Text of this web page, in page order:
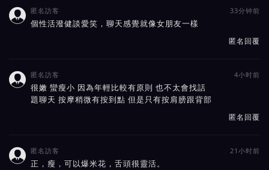
 匿名訪客 33分钟前
個性活潑健談愛笑，聊天感覺就像女朋友一樣
匿名回覆
 匿名訪客 4小时前
很嫩 蠻瘦小 因為年輕比較有原則 也不太會找話
題聊天 按摩稍微有按到點 但是只有按肩膀跟背部
匿名回覆
 匿名訪客 21小时前
正，瘦，可以爆米花，舌頭很靈活。